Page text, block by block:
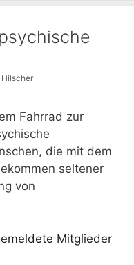
Fahrrad zur
die mit dem
seltener
von
Mitglieder